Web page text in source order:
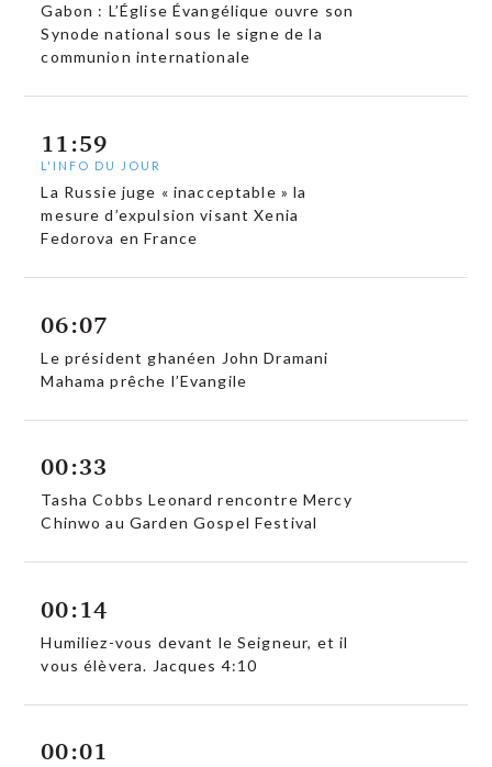
Gabon : L’Église Évangélique ouvre son
Synode national sous le signe de la
communion internationale
11:59
L'INFO DU JOUR
La Russie juge « inacceptable » la
mesure d’expulsion visant Xenia
Fedorova en France
06:07
Le président ghanéen John Dramani
Mahama prêche l’Evangile
00:33
Tasha Cobbs Leonard rencontre Mercy
Chinwo au Garden Gospel Festival
00:14
Humiliez-vous devant le Seigneur, et il
vous élèvera. Jacques 4:10
00:01